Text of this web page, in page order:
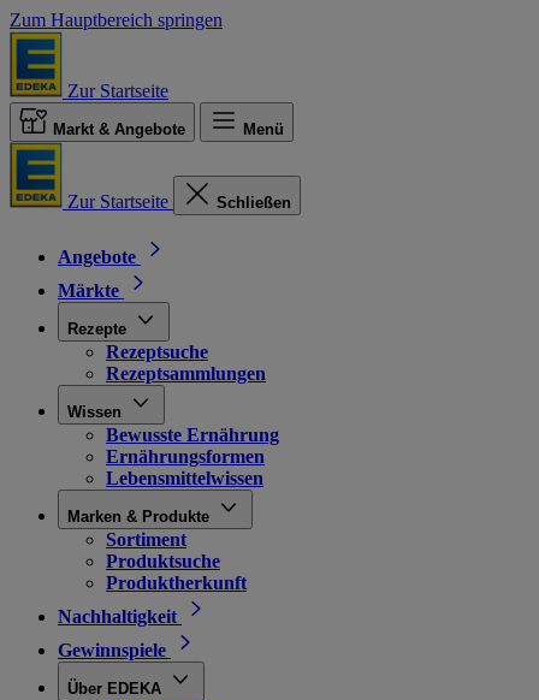
Zum Hauptbereich springen
Zur Startseite
Markt & Angebote Menü
Zur Startseite Schließen
Angebote
Märkte
Rezepte
Rezeptsuche
Rezeptsammlungen
Wissen
Bewusste Ernährung
Ernährungsformen
Lebensmittelwissen
Marken & Produkte
Sortiment
Produktsuche
Produktherkunft
Nachhaltigkeit
Gewinnspiele
Über EDEKA